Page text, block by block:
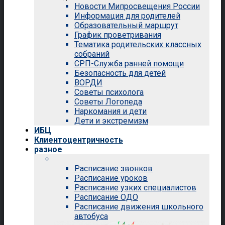
Новости Мипросвещения России
Информация для родителей
Образовательный маршрут
График проветривания
Тематика родительских классных
собраний
СРП-Служба ранней помощи
Безопасность для детей
ВОРДИ
Советы психолога
Советы Логопеда
Наркомания и дети
Дети и экстремизм
ИБЦ
Клиентоцентричность
разное
Расписание звонков
Расписание уроков
Расписание узких специалистов
Расписание ОДО
Расписание движения школьного
автобуса